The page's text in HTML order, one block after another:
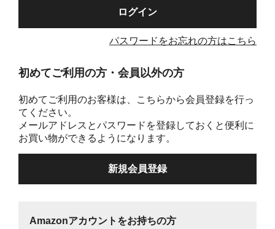
パスワードをお忘れの方はこちら
初めてご利用の方・会員以外の方
初めてご利用のお客様は、こちらから会員登録を行っ
てください。
メールアドレスとパスワードを登録しておくと便利に
お買い物ができるようになります。
Amazonアカウントをお持ちの方